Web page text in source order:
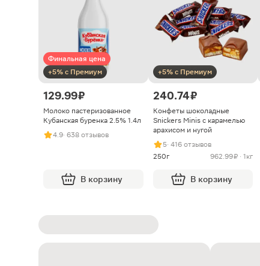
Финальная цена
+5% с Премиум
129.99 ₽
Молоко пастеризованное
Кубанская буренка 2.5% 1.4л
4.9· 638 отзывов
В корзину
+5% с Премиум
240.74 ₽
Конфеты шоколадные
Snickers Minis с карамелью
арахисом и нугой
5· 416 отзывов
250г
962.99 ₽ · 1кг
В корзину